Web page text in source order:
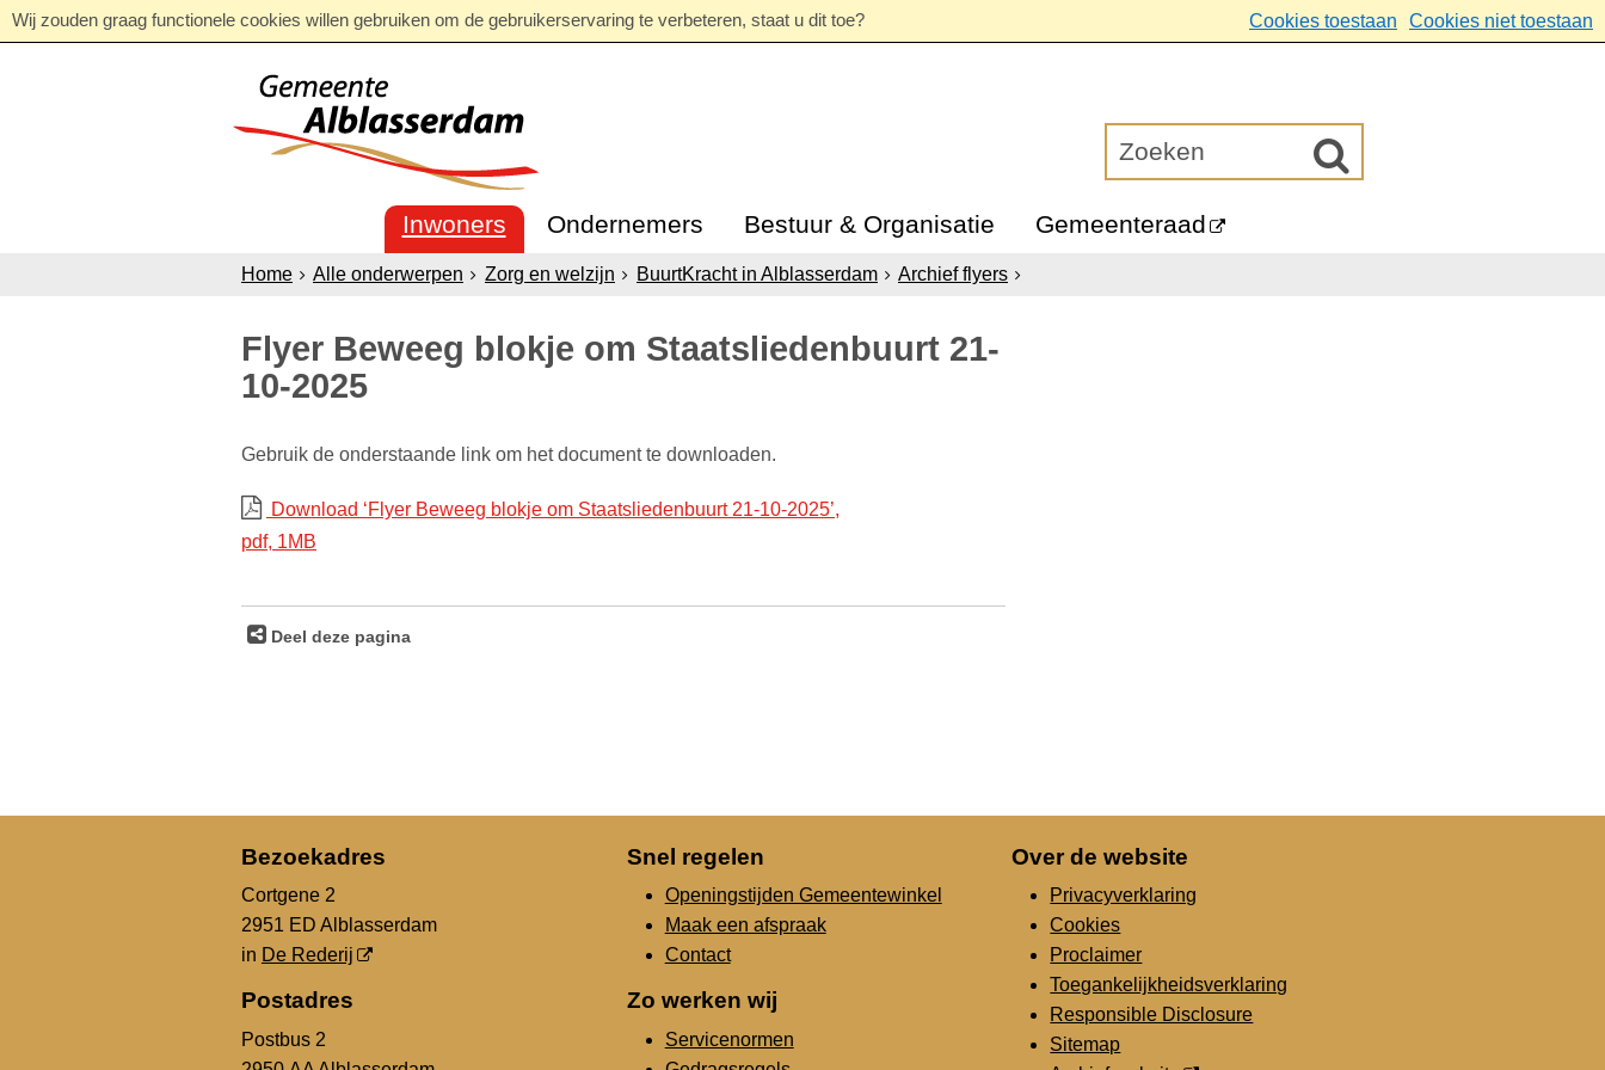
Wij zouden graag functionele cookies willen gebruiken om de gebruikerservaring te verbeteren, staat u dit toe? Cookies toestaan Cookies niet toestaan
Inwoners Ondernemers Bestuur & Organisatie Gemeenteraad
Home Alle onderwerpen Zorg en welzijn BuurtKracht in Alblasserdam Archief flyers
Flyer Beweeg blokje om Staatsliedenbuurt 21-
10-2025
Gebruik de onderstaande link om het document te downloaden.
Download ‘Flyer Beweeg blokje om Staatsliedenbuurt 21-10-2025’,
pdf, 1MB
Deel deze pagina
Bezoekadres
Cortgene 2
2951 ED Alblasserdam
in De Rederij
Postadres
Postbus 2
Snel regelen
Openingstijden Gemeentewinkel
Maak een afspraak
Contact
Zo werken wij
Servicenormen
Over de website
Privacyverklaring
Cookies
Proclaimer
Toegankelijkheidsverklaring
Responsible Disclosure
Sitemap